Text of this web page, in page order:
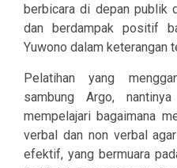
berbicara di depan publik
dan berdampak positif
Yuwono dalam keterangan
Pelatihan yang
sambung Argo,
mempelajari bagaimana
verbal dan non verbal
efektif, yang bermuara